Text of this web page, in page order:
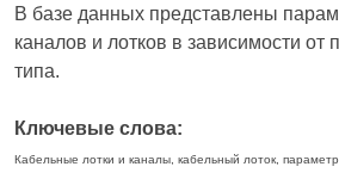
В базе данных представлены
каналов и лотков в зависимости от
типа.
Ключевые слова:
Кабельные лотки и каналы, кабельный лоток,